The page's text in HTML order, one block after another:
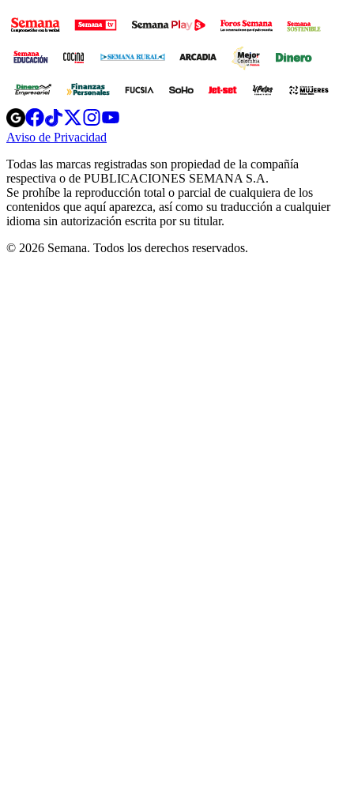
Opens
in
new
Opens
in
new
Opens
in
new
window
Opens
new
windowwindow
Aviso de Privacidad
new
window
Todas las marcas registradas son propiedad de la compañía
respectiva o de PUBLICACIONES SEMANA S.A.
Se prohíbe la reproducción total o parcial de cualquiera de los
contenidos que aquí aparezca, así como su traducción a cualquier
idioma sin autorización escrita por su titular.
© 2026 Semana. Todos los derechos reservados.